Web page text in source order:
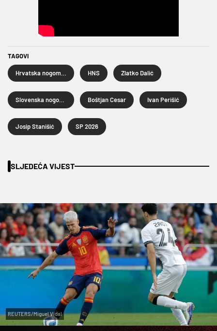
TAGOVI
HNS Zlatko Dalić
Boštjan Cesar Ivan Perišić
Josip Stanišić SP 2026
SLJEDEĆA VIJEST
REUTERS/Miguel Vidal